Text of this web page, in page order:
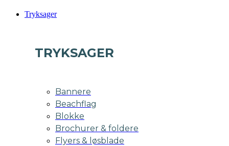
Tryksager
TRYKSAGER
Bannere
Beachflag
Blokke
Brochurer & foldere
Flyers & løsblade